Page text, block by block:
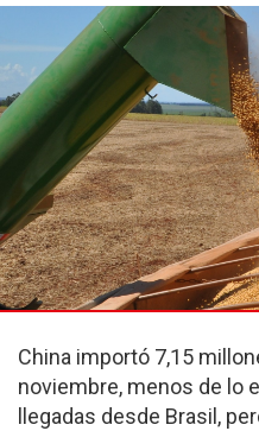
China importó 7,15
noviembre, menos de lo
llegadas desde Brasil,